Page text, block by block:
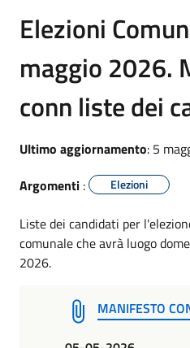
Elezioni
maggio 2026.
conn liste dei
Ultimo aggiornamento: 5
Argomenti : Elezioni
Liste dei candidati per
comunale che avrà luogo
2026.
MANIFESTO